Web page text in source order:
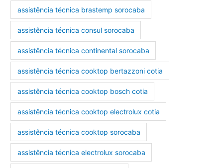
assistência técnica brastemp sorocaba
assistência técnica consul sorocaba
assistência técnica continental sorocaba
assistência técnica cooktop bertazzoni cotia
assistência técnica cooktop bosch cotia
assistência técnica cooktop electrolux cotia
assistência técnica cooktop sorocaba
assistência técnica electrolux sorocaba